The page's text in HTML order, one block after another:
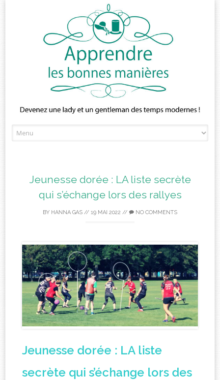
to
Jeunesse dorée : LA liste secrète
qui s’échange lors des rallyes
BY HANNA GAS // 19 MAI 2022 // NO COMMENTS
Jeunesse dorée : LA liste
secrète qui s’échange lors des